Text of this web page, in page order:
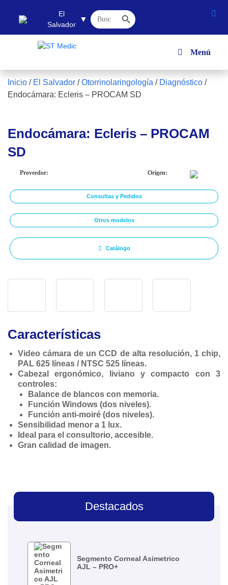
El
Salvador
▼
Buscar: Botón de búsqueda
Menú
Inicio / El Salvador /Otorrinolaringología / Diagnóstico /
Endocámara: Ecleris – PROCAM SD
Endocámara: Ecleris – PROCAM
SD
Proveedor: Origen:
Consultas y Pedidos
Otros modelos
Catálogo
Características
Video cámara de un CCD de alta resolución, 1 chip,
PAL 625 líneas / NTSC 525 líneas.
Cabezal ergonómico, liviano y compacto con 3
controles:
Balance de blancos con memoria.
Función Windows (dos niveles).
Función anti-moiré (dos niveles).
Sensibilidad menor a 1 lux.
Ideal para el consultorio, accesible.
Gran calidad de imagen.
Destacados
Segmento Corneal Asimetrico
AJL – PRO+